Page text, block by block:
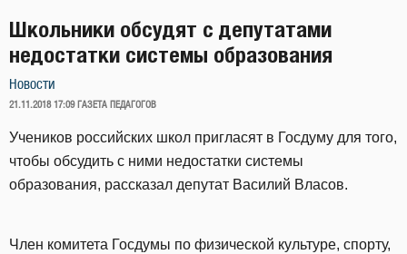
Школьники обсудят с депутатами
недостатки системы образования
Новости
ОПУБЛИКОВАНО
21.11.2018 17:09 ГАЗЕТА ПЕДАГОГОВ
Учеников российских школ пригласят в Госдуму для того,
чтобы обсудить с ними недостатки системы
образования, рассказал депутат Василий Власов.
Член комитета Госдумы по физической культуре, спорту,